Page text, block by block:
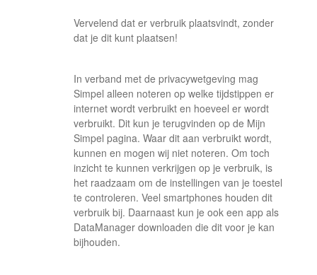
Vervelend dat er verbruik plaatsvindt, zonder
dat je dit kunt plaatsen!
In verband met de privacywetgeving mag
Simpel alleen noteren op welke tijdstippen er
internet wordt verbruikt en hoeveel er wordt
verbruikt. Dit kun je terugvinden op de Mijn
Simpel pagina. Waar dit aan verbruikt wordt,
kunnen en mogen wij niet noteren. Om toch
inzicht te kunnen verkrijgen op je verbruik, is
het raadzaam om de instellingen van je toestel
te controleren. Veel smartphones houden dit
verbruik bij. Daarnaast kun je ook een app als
DataManager downloaden die dit voor je kan
bijhouden.